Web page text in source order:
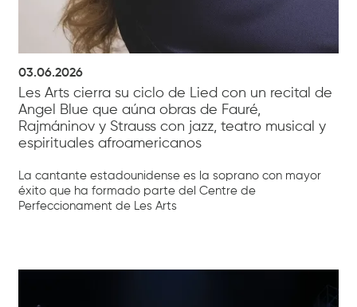
03.06.2026
Les Arts cierra su ciclo de Lied con un recital de
Angel Blue que aúna obras de Fauré,
Rajmáninov y Strauss con jazz, teatro musical y
espirituales afroamericanos
La cantante estadounidense es la soprano con mayor
éxito que ha formado parte del Centre de
Perfeccionament de Les Arts